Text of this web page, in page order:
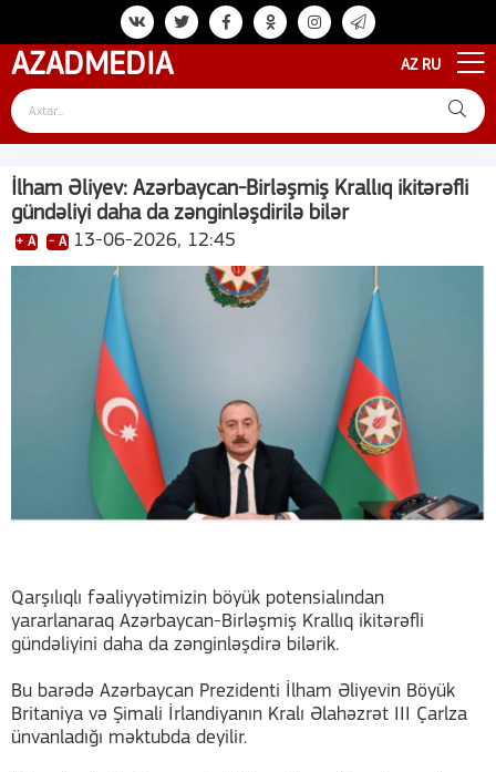
AZADMEDIA AZ RU
İlham Əliyev: Azərbaycan-Birləşmiş Krallıq ikitərəfli
gündəliyi daha da zənginləşdirilə bilər
+ A - A 13-06-2026, 12:45
Qarşılıqlı fəaliyyətimizin böyük potensialından
yararlanaraq Azərbaycan-Birləşmiş Krallıq ikitərəfli
gündəliyini daha da zənginləşdirə bilərik.
Bu barədə Azərbaycan Prezidenti İlham Əliyevin Böyük
Britaniya və Şimali İrlandiyanın Kralı Əlahəzrət III Çarlza
ünvanladığı məktubda deyilir.